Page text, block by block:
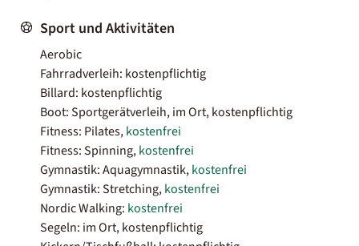
Sport und Aktivitäten
Aerobic
Fahrradverleih: kostenpflichtig
Billard: kostenpflichtig
Boot: Sportgerätverleih, im Ort, kostenpflichtig
Fitness: Pilates,kostenfrei
Fitness: Spinning,kostenfrei
Gymnastik: Aquagymnastik,kostenfrei
Gymnastik: Stretching,kostenfrei
Nordic Walking: kostenfrei
Segeln: im Ort, kostenpflichtig